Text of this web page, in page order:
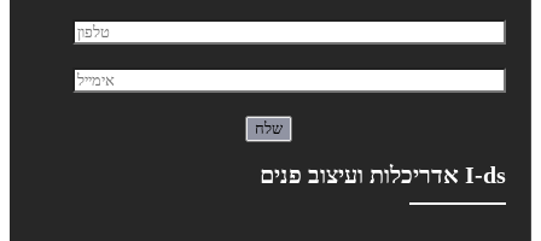
I-ds אדריכלות ועיצוב פנים